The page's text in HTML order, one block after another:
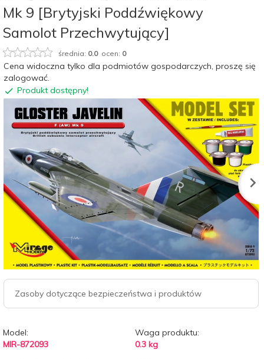
Mk 9 [Brytyjski Poddźwiękowy
Samolot Przechwytujący]
średnia: 0.0ocen: 0
Cena widoczna tylko dla podmiotów gospodarczych, proszę się
zalogować.
Produkt dostępny!
Zasoby dotyczące bezpieczeństwa i produktów
Model:
MIR-872093
Waga produktu:
0.3 kg